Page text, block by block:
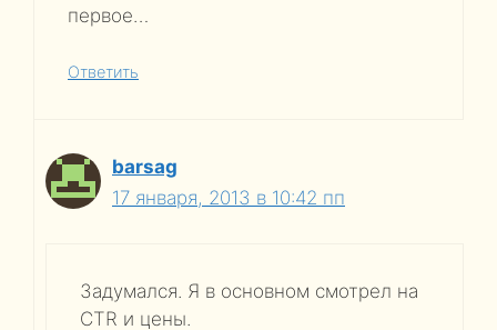
первое…
Ответить
barsag
17 января, 2013 в 10:42 пп
Задумался. Я в основном смотрел на
CTR и цены.